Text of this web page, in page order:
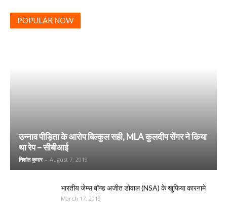
POPULAR NOW
उन्नाव पीड़िता के आरोप बिल्कुल सही, MLA कुलदीप सेंगर ने किया
था रेप – सीबीआई
निशांत कुमार - August 7, 2019
भारतीय जेम्स बॉन्ड अजीत डोवाल (NSA) के खुफिया कारनामे
March 17, 2019